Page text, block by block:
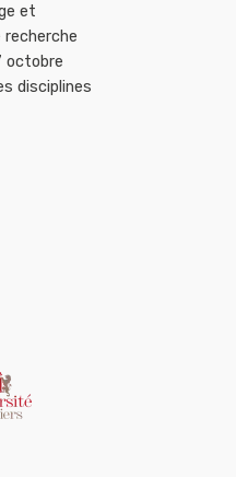
et
octobre
disciplines